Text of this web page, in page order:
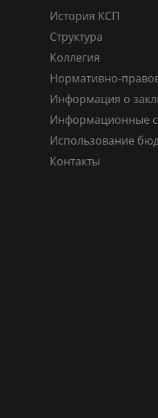
История КСП
Структура
Коллегия
Нормативно-
Информация о
Информационные
Использование
Контакты